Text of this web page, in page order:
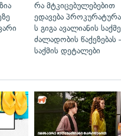
რა მტკიცებულებებით
ედავება
ს გიგა ავალიანის
ძალადობის
საქმის დეტალები